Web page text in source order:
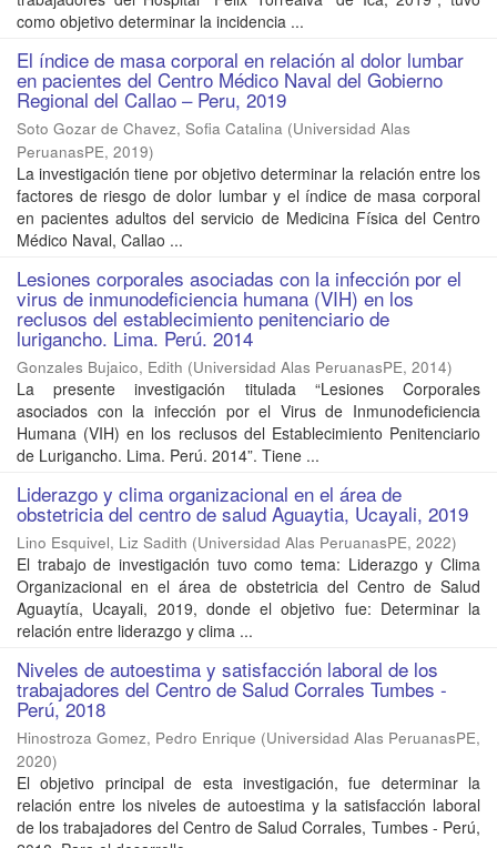
como objetivo determinar la incidencia ...
El índice de masa corporal en relación al dolor lumbar
en pacientes del Centro Médico Naval del Gobierno
Regional del Callao – Peru, 2019
Soto Gozar de Chavez, Sofia Catalina (Universidad Alas
PeruanasPE, 2019)
La investigación tiene por objetivo determinar la relación entre los
factores de riesgo de dolor lumbar y el índice de masa corporal
en pacientes adultos del servicio de Medicina Física del Centro
Médico Naval, Callao ...
Lesiones corporales asociadas con la infección por el
virus de inmunodeficiencia humana (VIH) en los
reclusos del establecimiento penitenciario de
lurigancho. Lima. Perú. 2014
Gonzales Bujaico, Edith (Universidad Alas PeruanasPE, 2014)
La presente investigación titulada “Lesiones Corporales
asociados con la infección por el Virus de Inmunodeficiencia
Humana (VIH) en los reclusos del Establecimiento Penitenciario
de Lurigancho. Lima. Perú. 2014”. Tiene ...
Liderazgo y clima organizacional en el área de
obstetricia del centro de salud Aguaytia, Ucayali, 2019
Lino Esquivel, Liz Sadith (Universidad Alas PeruanasPE, 2022)
El trabajo de investigación tuvo como tema: Liderazgo y Clima
Organizacional en el área de obstetricia del Centro de Salud
Aguaytía, Ucayali, 2019, donde el objetivo fue: Determinar la
relación entre liderazgo y clima ...
Niveles de autoestima y satisfacción laboral de los
trabajadores del Centro de Salud Corrales Tumbes -
Perú, 2018
Hinostroza Gomez, Pedro Enrique (Universidad Alas PeruanasPE,
2020)
El objetivo principal de esta investigación, fue determinar la
relación entre los niveles de autoestima y la satisfacción laboral
de los trabajadores del Centro de Salud Corrales, Tumbes - Perú,